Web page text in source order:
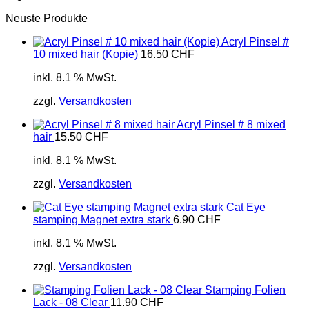
Neuste Produkte
Acryl Pinsel #
10 mixed hair (Kopie) 16.50 CHF
inkl. 8.1 % MwSt.
zzgl. Versandkosten
Acryl Pinsel # 8 mixed
hair 15.50 CHF
inkl. 8.1 % MwSt.
zzgl. Versandkosten
Cat Eye
stamping Magnet extra stark 6.90 CHF
inkl. 8.1 % MwSt.
zzgl. Versandkosten
Stamping Folien
Lack - 08 Clear 11.90 CHF